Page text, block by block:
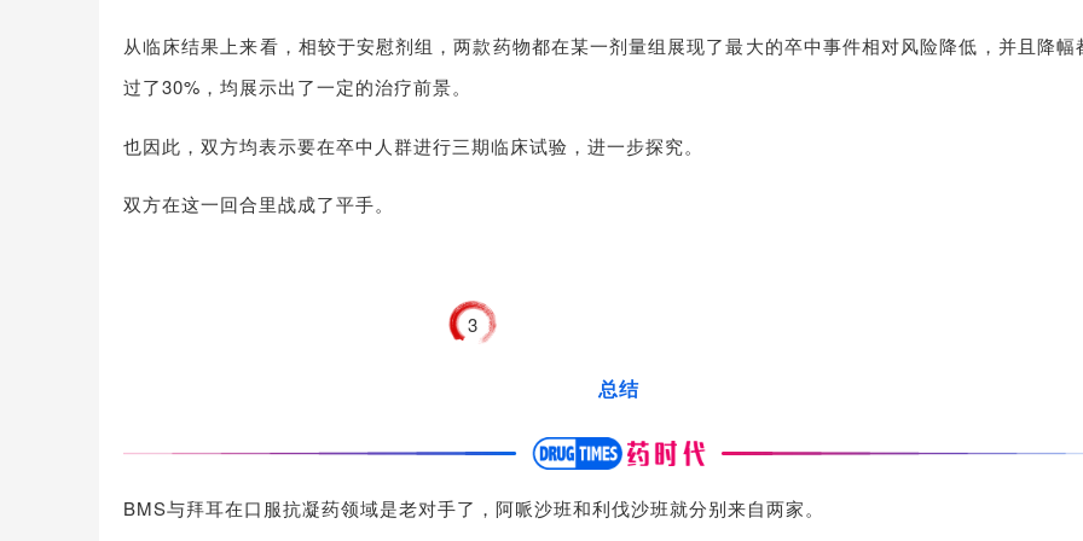
从临床结果上来看，相较于安慰剂组，两款药物都在某一剂量组展现了最大的卒中事件相对风险降低，并且降幅
过了30%，均展示出了一定的治疗前景。
也因此，双方均表示要在卒中人群进行三期临床试验，进一步探究。
双方在这一回合里战成了平手。
3
总结
BMS与拜耳在口服抗凝药领域是老对手了，阿哌沙班和利伐沙班就分别来自两家。